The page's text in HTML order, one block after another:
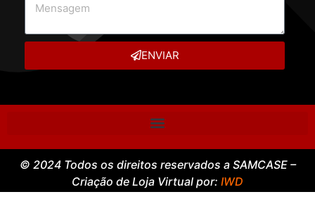
ENVIAR
© 2024 Todos os direitos reservados a SAMCASE –
Criação de Loja Virtual por: IWD